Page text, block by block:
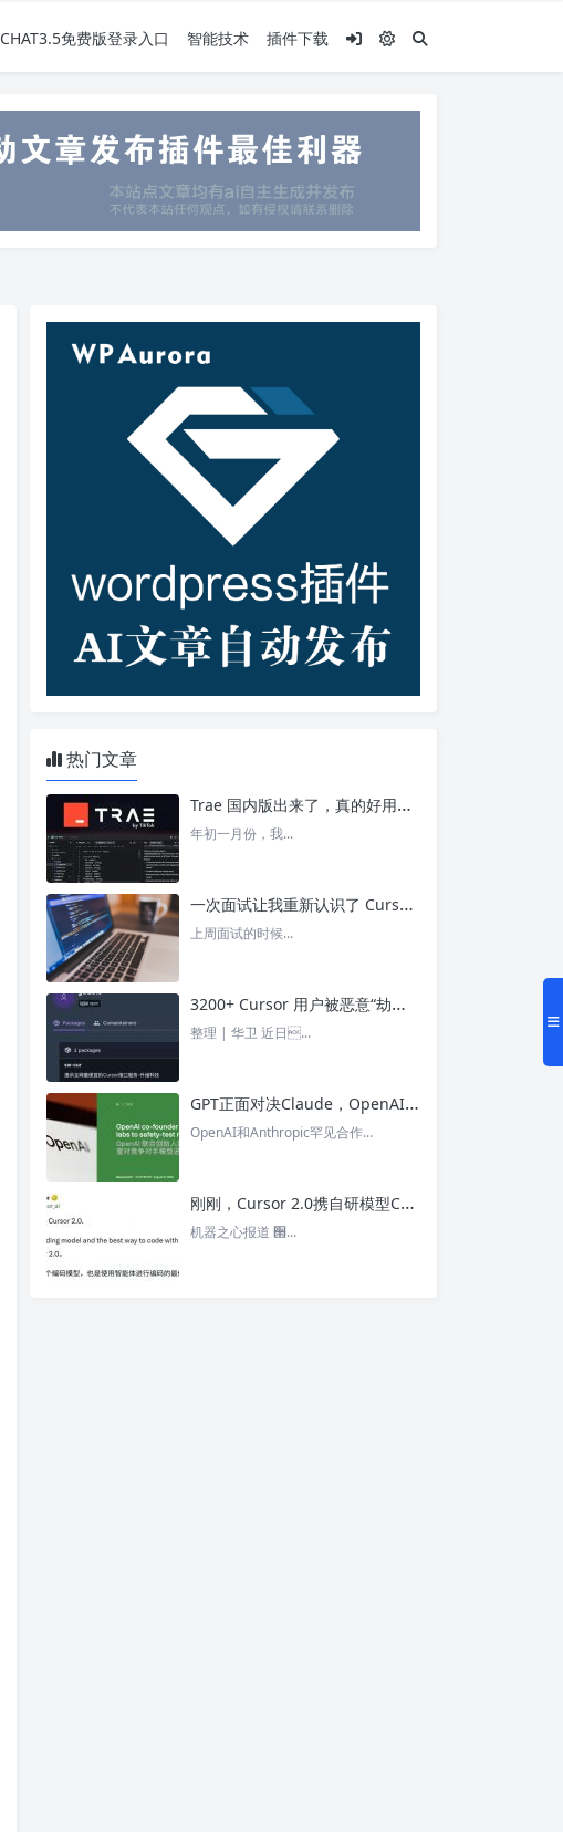
CHAT3.5免费版登录入口 智能技术 插件下载
热门文章
Trae 国内版出来了，真的好用吗？ – 今日头条
年初一月份，我...
一次面试让我重新认识了 Cursor – 今日头条
上周面试的时候...
3200+ Cursor 用户被恶意“劫持”！贪图“便宜 API”却惨遭收割， AI 开发者们要小心了 – 今日头条
整理 | 华卫 近日...
GPT正面对决Claude，OpenAI竟没全赢，AI安全「极限大测」真相曝光 – 今日头条
OpenAI和Anthropic罕见合作...
刚刚，Cursor 2.0携自研模型Composer强势登场，不再只做「壳」 – 今日头条
机器之心报道 ੒...